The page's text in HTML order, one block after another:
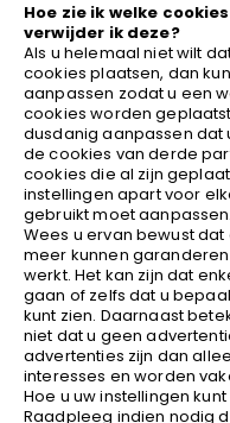
Hoe zie ik welke
verwijder ik deze?
Als u helemaal niet wilt
cookies plaatsen, dan
aanpassen zodat u een
cookies worden
dusdanig aanpassen dat
de cookies van derde
cookies die al zijn
instellingen apart voor
gebruikt moet aanpassen.
Wees u ervan bewust
meer kunnen
werkt. Het kan zijn dat
gaan of zelfs dat u
kunt zien. Daarnaast
niet dat u geen
advertenties zijn dan
interesses en worden
Hoe u uw instellingen
Raadpleeg indien nodig